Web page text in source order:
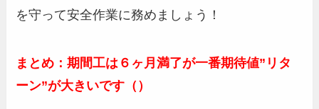
を守って安全作業に務めましょう！
まとめ：期間工は６ヶ月満了が一番期待値”リタ
ーン”が大きいです（）